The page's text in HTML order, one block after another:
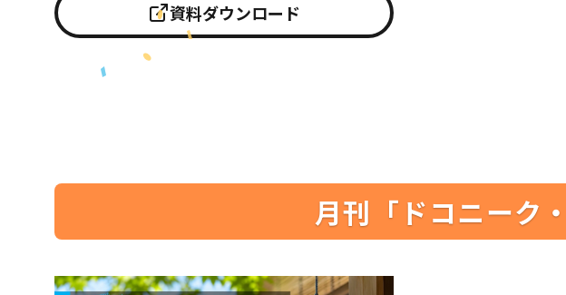
資料ダウンロード
月刊「ドコニーク